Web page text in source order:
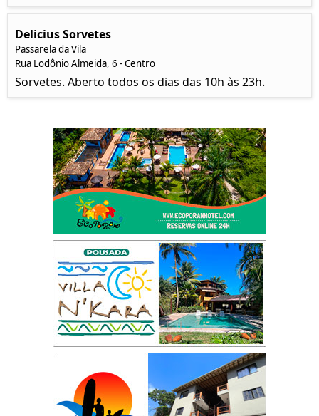
Delicius Sorvetes
Passarela da Vila
Rua Lodônio Almeida, 6 - Centro
Sorvetes. Aberto todos os dias das 10h às 23h.